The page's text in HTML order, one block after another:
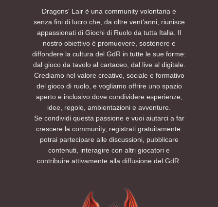
Dragons' Lair è una community volontaria e
senza fini di lucro che, da oltre vent’anni, riunisce
appassionati di Giochi di Ruolo da tutta Italia. Il
nostro obiettivo è promuovere, sostenere e
diffondere la cultura del GdR in tutte le sue forme:
dal gioco da tavolo al cartaceo, dal live al digitale.
Crediamo nel valore creativo, sociale e formativo
del gioco di ruolo, e vogliamo offrire uno spazio
aperto e inclusivo dove condividere esperienze,
idee, regole, ambientazioni e avventure.
Se condividi questa passione e vuoi aiutarci a far
crescere la community, registrati gratuitamente:
potrai partecipare alle discussioni, pubblicare
contenuti, interagire con altri giocatori e
contribuire attivamente alla diffusione del GdR.